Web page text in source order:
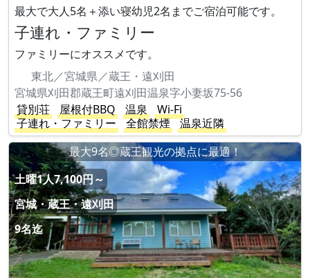
最大で大人5名＋添い寝幼児2名までご宿泊可能です。
子連れ・ファミリー
ファミリーにオススメです。
東北／宮城県／蔵王・遠刈田
宮城県刈田郡蔵王町遠刈田温泉字小妻坂75-56
貸別荘
屋根付BBQ 温泉
Wi-Fi
子連れ・ファミリー
全館禁煙
温泉近隣
最大9名◎蔵王観光の拠点に最適！
土曜1人7,100円～
宮城・蔵王・遠刈田
9名迄